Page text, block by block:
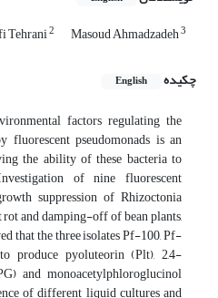
Tehrani2 Masoud Ahmadzadeh3
چکیده English
factors regulating the
fluorescent pseudomonads is an
the ability of these bacteria to
of nine fluorescent
suppression of Rhizoctonia
and damping-off of bean plants,
that the three isolates Pf-100, Pf-
produce pyoluteorin (Plt), 2,4-
and monoacetylphloroglucinol